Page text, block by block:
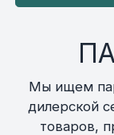
Мы ищем
дилерской
товаров,